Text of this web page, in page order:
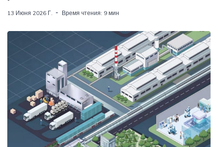
13 Июня 2026 Г. Время чтения: 9 мин